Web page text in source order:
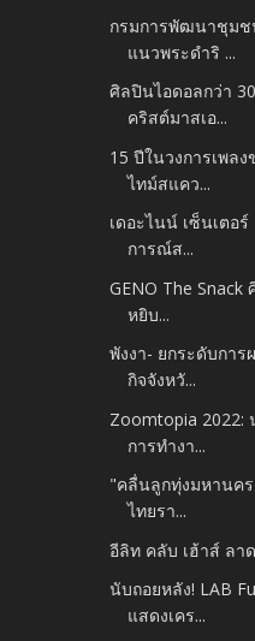
กรมการพัฒนาชุมช
แนวพระดำริ ...
ศิลปินไอดอลกว่า
คริสต์มาสเอ...
15 ปีในวงการเพล
ไทม์สแคว...
เดอะไนน์ เซ็นเตอ
การณ์ส...
GENO The
หยิบ...
พังงา- ยกระดับกา
กิจจังหวั...
Zoomtopia 2022:
การทำงา...
"คลื่นลูกทุ่งมหานค
ไทยรา...
อีลิท คลับ เฮ้าส์ ลา
นับถอยหลัง! LAB
แสดงเคร...